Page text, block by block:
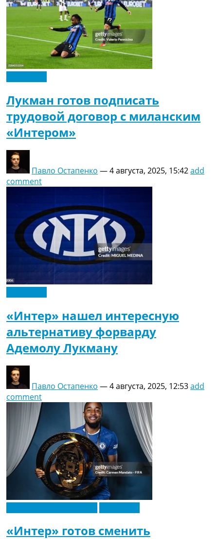
Лукман готов подписать
трудовой договор с миланским
«Интером»
Павло Остапенко —4 августа, 2025, 15:42add
comment
«Интер» нашел интересную
альтернативу форварду
Адемолу Лукману
Павло Остапенко —4 августа, 2025, 12:53add
comment
«Интер» готов сменить